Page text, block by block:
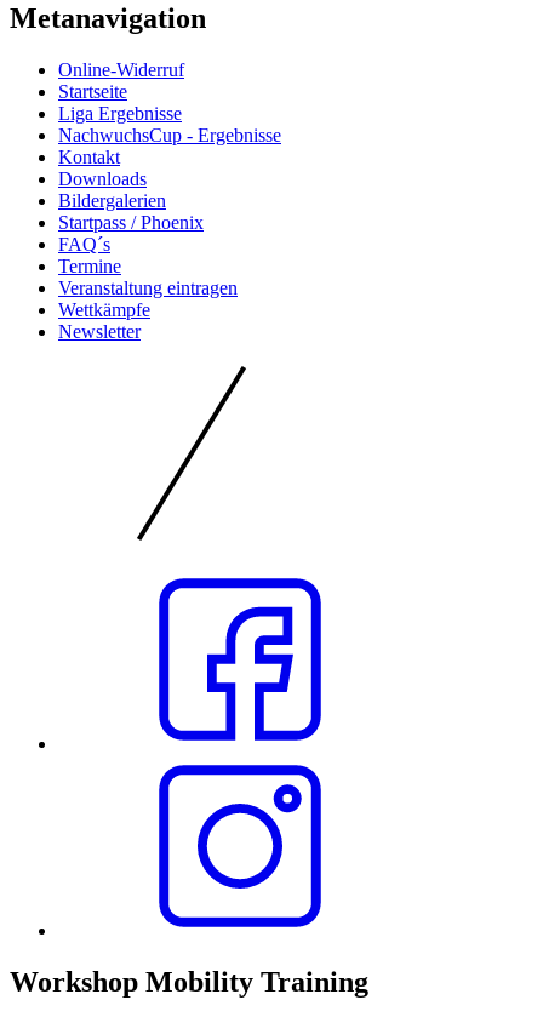
Metanavigation
Online-Widerruf
Startseite
Liga Ergebnisse
NachwuchsCup - Ergebnisse
Kontakt
Downloads
Bildergalerien
Startpass / Phoenix
FAQ´s
Termine
Veranstaltung eintragen
Wettkämpfe
Newsletter
Workshop Mobility Training